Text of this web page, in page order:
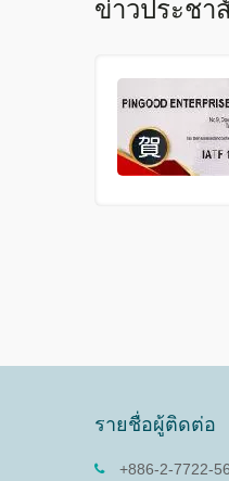
ข่าวประช
รายชื่อผู้ติดต่อ
+886-2-7722-